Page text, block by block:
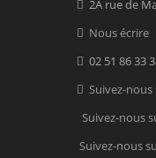
2A rue de
Nous écrire
02 51 86 33
Suivez-
Suivez-nous
Suivez-nous